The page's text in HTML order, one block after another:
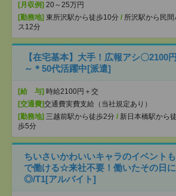
[月収例] 20～25万円
[勤務地] 東所沢駅から徒歩10分 / 所沢駅から民間
ス12分
【在宅基本】大手！広報アシ〇2100
～＊50代活躍中[派遣]
[給 与] 時給2100円＋交
[交通費]交通費実費支給（当社規定あり）
[勤務地] 三越前駅から徒歩2分 / 新日本橋駅から徒
歩5分
ちいさいかわいいキャラのイベント
で働ける☆来社不要！働いたその日
◎/T1[アルバイト]